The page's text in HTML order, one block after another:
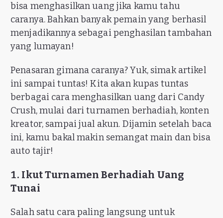
bisa menghasilkan uang jika kamu tahu
caranya. Bahkan banyak pemain yang berhasil
menjadikannya sebagai penghasilan tambahan
yang lumayan!
Penasaran gimana caranya? Yuk, simak artikel
ini sampai tuntas! Kita akan kupas tuntas
berbagai cara menghasilkan uang dari Candy
Crush, mulai dari turnamen berhadiah, konten
kreator, sampai jual akun. Dijamin setelah baca
ini, kamu bakal makin semangat main dan bisa
auto tajir!
1. Ikut Turnamen Berhadiah Uang
Tunai
Salah satu cara paling langsung untuk